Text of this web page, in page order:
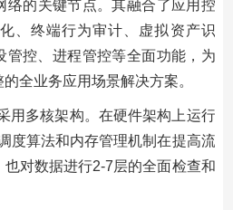
络的关键节点。其融合了应用控
、终端行为审计、虚拟资产识
管控、进程管控等全面功能，为
全业务应用场景解决方案。
用多核架构。在硬件架构上运行
度算法和内存管理机制在提高流
对数据进行2-7层的全面检查和